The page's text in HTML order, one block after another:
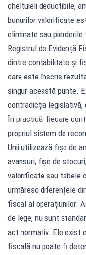
cheltuieli deductibile,
bunurilor valorificate
eliminate sau
Registrul de Evidență
dintre contabilitate și
care este înscris
singur această punte.
contradicția legislativă,
În practică, fiecare
propriul sistem de
Unii utilizează fișe de
avansuri, fișe de
valorificate sau tabele
urmăresc diferențele
fiscal al operațiunilor.
de lege, nu sunt
act normativ. Ele exist
fiscală nu poate fi